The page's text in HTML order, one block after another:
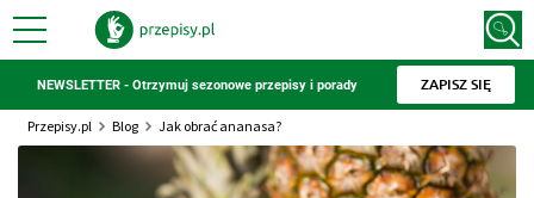
NEWSLETTER - Otrzymuj sezonowe przepisy i porady ZAPISZ SIĘ
Przepisy.pl Blog Jak obrać ananasa?